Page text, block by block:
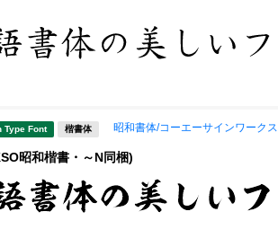
Type Font 楷書体 昭和書体/コーエーサインワークス
昭和楷書・～N同梱)